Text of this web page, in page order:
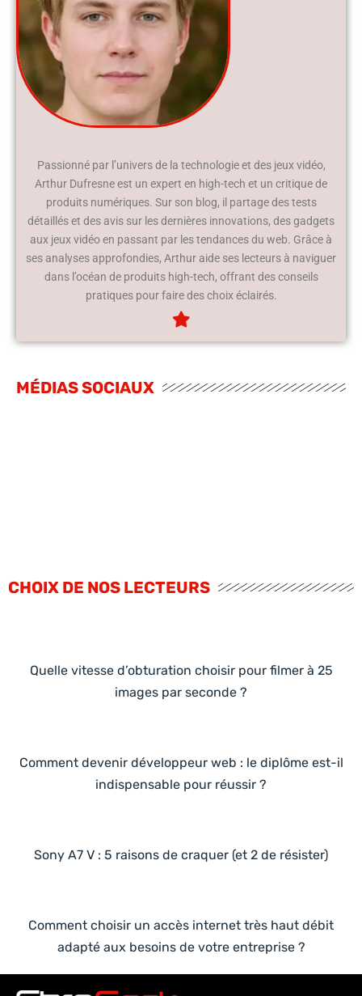
Passionné par l’univers de la technologie et des jeux vidéo,
Arthur Dufresne est un expert en high-tech et un critique de
produits numériques. Sur son blog, il partage des tests
détaillés et des avis sur les dernières innovations, des gadgets
aux jeux vidéo en passant par les tendances du web. Grâce à
ses analyses approfondies, Arthur aide ses lecteurs à naviguer
dans l’océan de produits high-tech, offrant des conseils
pratiques pour faire des choix éclairés.
MÉDIAS SOCIAUX
CHOIX DE NOS LECTEURS
Quelle vitesse d’obturation choisir pour filmer à 25
images par seconde ?
Comment devenir développeur web : le diplôme est-il
indispensable pour réussir ?
Sony A7 V : 5 raisons de craquer (et 2 de résister)
Comment choisir un accès internet très haut débit
adapté aux besoins de votre entreprise ?